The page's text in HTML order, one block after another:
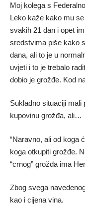
Moj kolega s
Leko kaže kako mu
svakih 21 dan i opet
sredstvima piše kako
dana, ali to je u
uvjeti i to je trebalo
dobio je grožđe. Kod
Sukladno situaciji mali
kupovinu grožđa, ali…
“Naravno, ali od koga
koga otkupiti grožđe.
“crnog” grožđa ima
Zbog svega
kao i cijena vina.